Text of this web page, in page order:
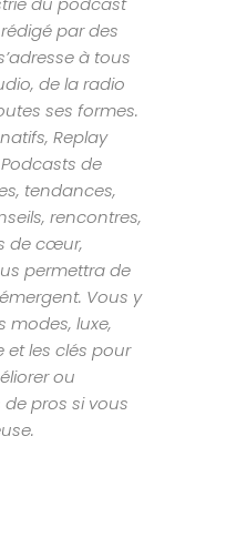
par des
à tous
de la radio
ses formes.
Replay
de
tendances,
rencontres,
de cœur,
permettra de
Vous y
modes, luxe,
et les clés pour
ou
pros si vous